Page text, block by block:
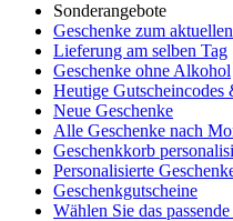
Sonderangebote
Geschenke zum
Lieferung am selben Tag
Geschenke ohne Alkohol
Heutige Gutscheincodes
Neue Geschenke
Alle Geschenke nach
Geschenkkorb
Personalisierte
Geschenkgutscheine
Wählen Sie das